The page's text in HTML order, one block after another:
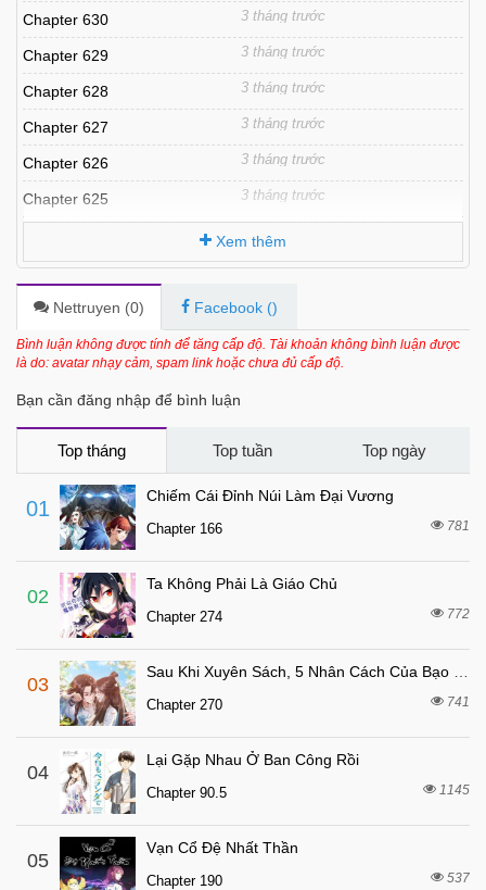
Chapter 630 3 tháng trước
Chapter 629 3 tháng trước
Chapter 628 3 tháng trước
Chapter 627 3 tháng trước
Chapter 626 3 tháng trước
Chapter 625 3 tháng trước
Chapter 623 3 tháng trước
Chapter 622 3 tháng trước
Chapter 621 6 tháng trước
6 tháng trước
Chapter 619
Chapter 618 6 tháng trước
Chapter 617
Chapter 616
Chapter 615
Chapter 614 6 tháng trước
Chapter 613
Chapter 612
Chapter 611
Chapter 610 6 tháng trước
Chapter 609 6 tháng trước
Chapter 608
Chapter 607 6 tháng trước
Chapter 606
Xem thêm
Nettruyen (0) Facebook ()
Bình luận không được tính để tăng cấp độ. Tài khoản không bình luận được
là do: avatar nhạy cảm, spam link hoặc chưa đủ cấp độ.
Bạn cần đăng nhập để bình luận
Top tháng Top tuần Top ngày
01
Chiếm Cái Đỉnh Núi Làm Đại Vương
Chapter 166 781
02
Ta Không Phải Là Giáo Chủ
Chapter 274 772
03
Chapter 270 741
04
Lại Gặp Nhau Ở Ban Công Rồi
Chapter 90.5 1145
05
Vạn Cổ Đệ Nhất Thần
Chapter 190 537